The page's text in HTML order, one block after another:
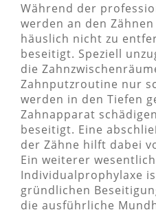
Während der
werden an den
häuslich nicht zu
beseitigt. Speziell
die
Zahnputzroutine nur
werden in den Tiefen
Zahnapparat
beseitigt. Eine
der Zähne hilft dabei
Ein weiterer
Individualprophylaxe
gründlichen
die ausführliche